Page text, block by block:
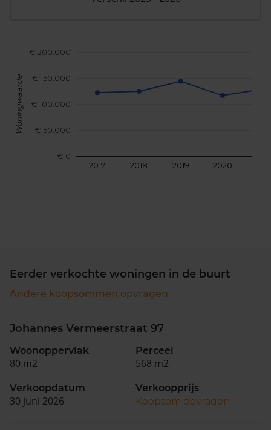
2017 2018 2019 2020
€ 0
€ 50.000
€ 100.000
€ 150.000
€ 200.000
Woningwaarde
Eerder verkochte woningen in de buurt
Andere koopsommen opvragen
Johannes Vermeerstraat 97
Woonoppervlak
80 m2
Perceel
568 m2
Verkoopdatum
30 juni 2026
Verkoopprijs
Koopsom opvragen